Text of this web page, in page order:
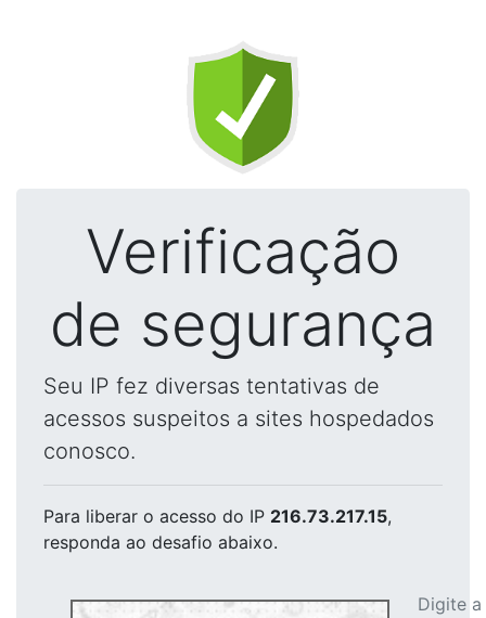
Verificação
de segurança
Seu IP fez diversas tentativas de
acessos suspeitos a sites hospedados
conosco.
Para liberar o acesso do IP 216.73.217.15,
responda ao desafio abaixo.
Digite